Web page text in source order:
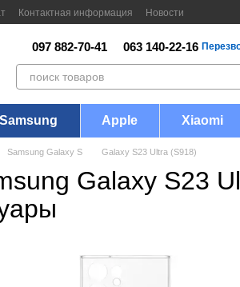
Контактная информация Новости
097 882-70-41 063 140-22-16
Samsung Apple Xiaomi
Samsung Galaxy S Galaxy S23 Ultra (S918)
Galaxy S23